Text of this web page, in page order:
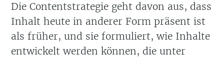
Die Contentstrategie geht davon aus, dass
Inhalt heute in anderer Form präsent ist
als früher, und sie formuliert, wie Inhalte
entwickelt werden können, die unter